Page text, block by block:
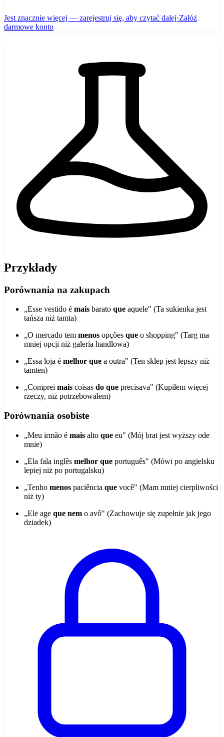
Jest znacznie więcej — zarejestruj się, aby czytać dalej·Załóż
darmowe konto
Przykłady
Porównania na zakupach
„Esse vestido é mais barato que aquele" (Ta sukienka jest
tańsza niż tamta)
„O mercado tem menos opções que o shopping" (Targ ma
mniej opcji niż galeria handlowa)
„Essa loja é melhor que a outra" (Ten sklep jest lepszy niż
tamten)
„Comprei mais coisas do que precisava" (Kupiłem więcej
rzeczy, niż potrzebowałem)
Porównania osobiste
„Meu irmão é mais alto que eu" (Mój brat jest wyższy ode
mnie)
„Ela fala inglês melhor que português" (Mówi po angielsku
lepiej niż po portugalsku)
„Tenho menos paciência que você" (Mam mniej cierpliwości
niż ty)
„Ele age que nem o avô" (Zachowuje się zupełnie jak jego
dziadek)